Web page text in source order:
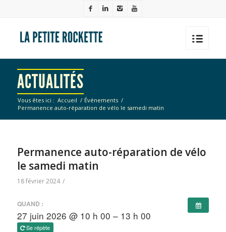
ACTUALITÉS
Vous êtes ici : Accueil / Événements /
Permanence auto-réparation de vélo le samedi matin
Permanence auto-réparation de vélo
le samedi matin
18 février 2024 /
QUAND :
27 juin 2026 @ 10 h 00 – 13 h 00
Se répète